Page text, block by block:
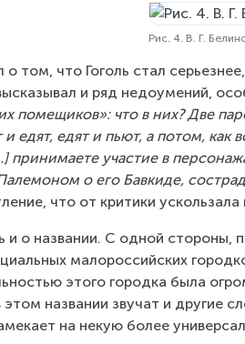
Рис. 4. В. Г.
о том, что Гоголь стал
и ряд недоумений,
помещиков»: что в них? Две
и едят, едят и пьют, а потом,
принимаете участие в
о его Бавкиде,
что от критики
и о названии. С одной стороны,
малороссийских
этого городка была
этом названии звучат и другие
на некую более